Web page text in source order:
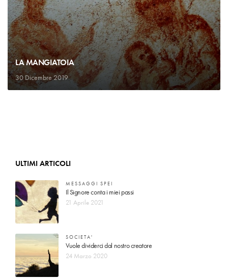
LA MANGIATOIA
30 Dicembre 2019
ULTIMI ARTICOLI
MESSAGGI SPEI
Il Signore conta i miei passi
21 Aprile 2021
SOCIETA'
Vuole dividerci dal nostro creatore
24 Marzo 2020